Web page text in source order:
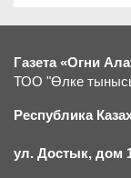
Газета «Огни
ТОО "Өлке
Республика
ул. Достык, дом